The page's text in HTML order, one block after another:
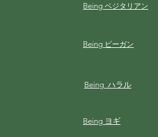
Being ベジタリアン
Being ビーガン
Being ハラル
Being ヨギ